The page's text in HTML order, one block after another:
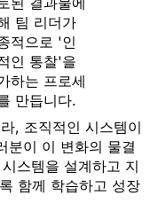
팀 리더가
적으로 '인
인 통찰'을
하는 프로세
만듭니다.
, 조직적인 시스템이
분이 이 변화의 물결
스템을 설계하고 지
함께 학습하고 성장